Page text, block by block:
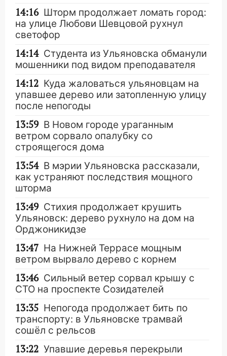
14:16 Шторм продолжает ломать город:
на улице Любови Шевцовой рухнул
светофор
14:14 Студента из Ульяновска обманули
мошенники под видом преподавателя
14:12 Куда жаловаться ульяновцам на
упавшее дерево или затопленную улицу
после непогоды
13:59 В Новом городе ураганным
ветром сорвало опалубку со
строящегося дома
13:54 В мэрии Ульяновска рассказали,
как устраняют последствия мощного
шторма
13:49 Стихия продолжает крушить
Ульяновск: дерево рухнуло на дом на
Орджоникидзе
13:47 На Нижней Террасе мощным
ветром вырвало дерево с корнем
13:46 Сильный ветер сорвал крышу с
СТО на проспекте Созидателей
13:35 Непогода продолжает бить по
транспорту: в Ульяновске трамвай
сошёл с рельсов
13:22 Упавшие деревья перекрыли